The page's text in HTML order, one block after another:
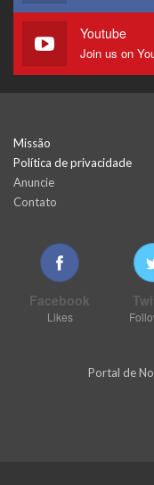
Youtube
Join us on
Missão
Política de privacidade
Anuncie
Contato
Facebook
Likes
Portal de